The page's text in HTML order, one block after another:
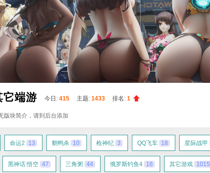
它端游 今日: 415 主题: 1433 排名: 1
版块简介，请到后台添加
命运2 13 鹅鸭杀 10 枪神纪 3 QQ飞车 18 星际战甲
黑神话:悟空 47 三角粥 44 俄罗斯钓鱼4 16 其它游戏 1015